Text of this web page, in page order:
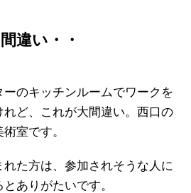
違い・・
のキッチンルームでワークを
れど、これが大間違い。西口の
室です。
た方は、参加されそうな人に
ありがたいです。